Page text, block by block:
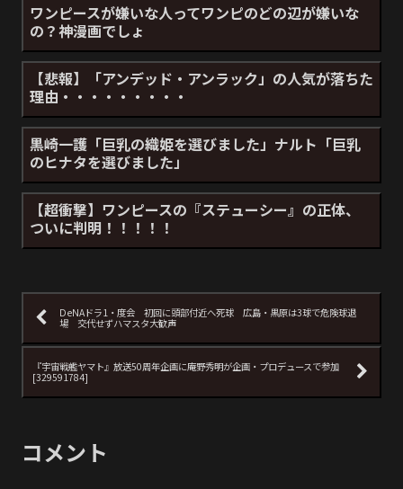
ワンピースが嫌いな人ってワンピのどの辺が嫌いな
の？神漫画でしょ
【悲報】「アンデッド・アンラック」の人気が落ちた
理由・・・・・・・・・
黒崎一護「巨乳の織姫を選びました」ナルト「巨乳
のヒナタを選びました」
【超衝撃】ワンピースの『ステューシー』の正体、
ついに判明！！！！！
DeNAドラ1・度会 初回に頭部付近へ死球 広島・黒原は3球で危険球退
場 交代せずハマスタ大歓声
『宇宙戦艦ヤマト』放送50周年企画に庵野秀明が企画・プロデュースで参加
[329591784]
コメント